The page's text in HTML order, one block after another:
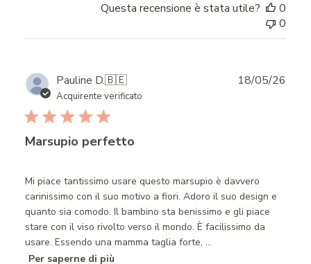
Questa recensione è stata utile?
0
0
Pauline D.🇧🇪
Acquirente verificato
Marsupio perfetto
Mi piace tantissimo usare questo marsupio è davvero
carinissimo con il suo motivo a fiori. Adoro il suo design e
quanto sia comodo. Il bambino sta benissimo e gli piace
stare con il viso rivolto verso il mondo. È facilissimo da
usare. Essendo una mamma taglia forte, ...
Per saperne di più
18/05/26